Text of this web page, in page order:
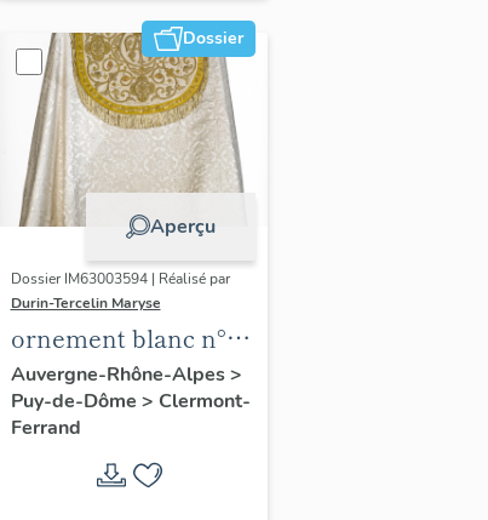
Dossier
Aperçu
Dossier IM63003594 | Réalisé par
Durin-Tercelin Maryse
ornement blanc n°1 :
chape
Auvergne-Rhône-Alpes>
Puy-de-Dôme > Clermont-
Ferrand